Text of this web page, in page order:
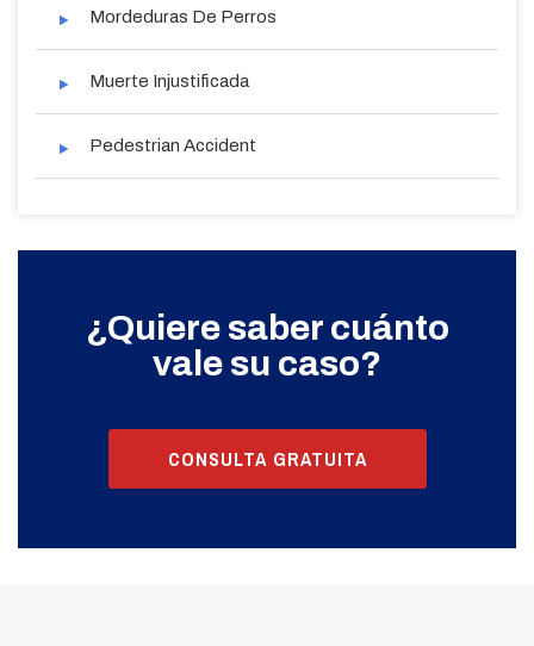
Mordeduras De Perros
Muerte Injustificada
Pedestrian Accident
¿Quiere saber cuánto
vale su caso?
CONSULTA GRATUITA